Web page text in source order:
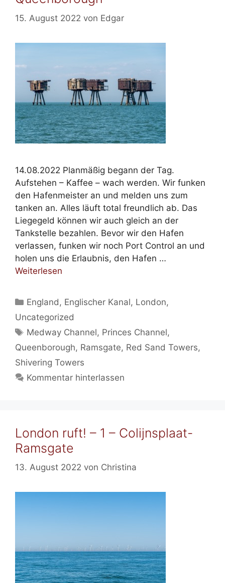
15. August 2022 von Edgar
14.08.2022 Planmäßig begann der Tag.
Aufstehen – Kaffee – wach werden. Wir funken
den Hafenmeister an und melden uns zum
tanken an. Alles läuft total freundlich ab. Das
Liegegeld können wir auch gleich an der
Tankstelle bezahlen. Bevor wir den Hafen
verlassen, funken wir noch Port Control an und
holen uns die Erlaubnis, den Hafen …
Weiterlesen
Kategorien
England , Englischer Kanal, London,
Uncategorized
Schlagwörter
Medway Channel, Princes Channel,
Queenborough, Ramsgate, Red Sand Towers,
Shivering Towers
Kommentar hinterlassen
London ruft! – 1 – Colijnsplaat-
Ramsgate
13. August 2022 von Christina